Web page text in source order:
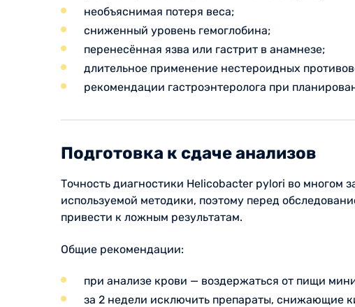
необъяснимая потеря веса;
сниженный уровень гемоглобина;
перенесённая язва или гастрит в анамнезе;
длительное применение нестероидных
рекомендации гастроэнтеролога при
Подготовка к сдаче анализов
Точность диагностики Helicobacter pylori во многом
используемой методики, поэтому перед
привести к ложным результатам.
Общие рекомендации:
при анализе крови — воздержаться от пищи
за 2 недели исключить препараты, снижающие